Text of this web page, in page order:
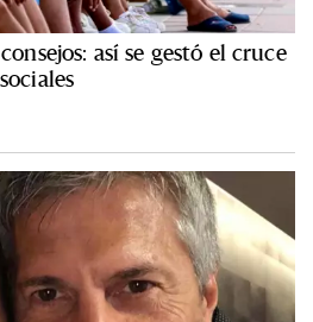
así se gestó el cruce